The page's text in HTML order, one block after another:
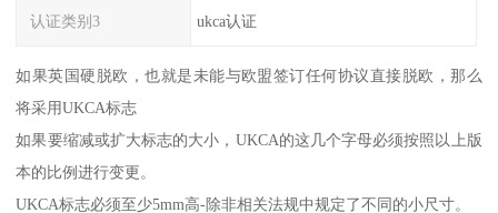
认证类别3 ukca认证
如果英国硬脱欧，也就是未能与欧盟签订任何协议直接脱欧，那么
将采用UKCA标志
如果要缩减或扩大标志的大小，UKCA的这几个字母必须按照以上版
本的比例进行变更。
UKCA标志必须至少5mm高-除非相关法规中规定了不同的小尺寸。